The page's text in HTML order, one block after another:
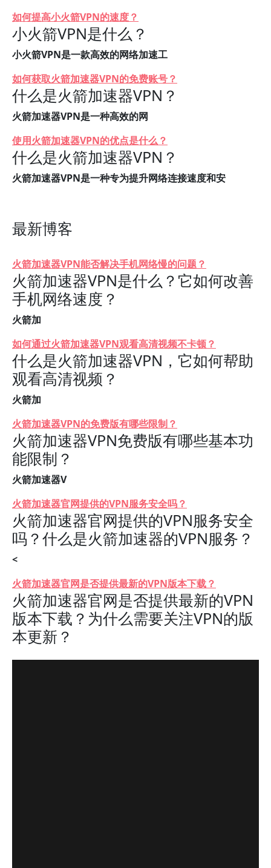
如何提高小火箭VPN的速度？
小火箭VPN是什么？
小火箭VPN是一款高效的网络加速工
如何获取火箭加速器VPN的免费账号？
什么是火箭加速器VPN？
火箭加速器VPN是一种高效的网
使用火箭加速器VPN的优点是什么？
什么是火箭加速器VPN？
火箭加速器VPN是一种专为提升网络连接速度和安
最新博客
火箭加速器VPN能否解决手机网络慢的问题？
火箭加速器VPN是什么？它如何改善
手机网络速度？
火箭加
如何通过火箭加速器VPN观看高清视频不卡顿？
什么是火箭加速器VPN，它如何帮助
观看高清视频？
火箭加
火箭加速器VPN的免费版有哪些限制？
火箭加速器VPN免费版有哪些基本功
能限制？
火箭加速器V
火箭加速器官网提供的VPN服务安全吗？
火箭加速器官网提供的VPN服务安全
吗？什么是火箭加速器的VPN服务？
<
火箭加速器官网是否提供最新的VPN版本下载？
火箭加速器官网是否提供最新的VPN
版本下载？为什么需要关注VPN的版
本更新？